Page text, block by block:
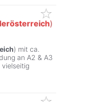
)
) mit ca.
an A2 & A3
vielseitig